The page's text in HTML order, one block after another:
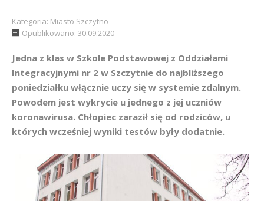
Kategoria: Miasto Szczytno
Opublikowano: 30.09.2020
Jedna z klas w Szkole Podstawowej z Oddziałami
Integracyjnymi nr 2 w Szczytnie do najbliższego
poniedziałku włącznie uczy się w systemie zdalnym.
Powodem jest wykrycie u jednego z jej uczniów
koronawirusa. Chłopiec zaraził się od rodziców, u
których wcześniej wyniki testów były dodatnie.